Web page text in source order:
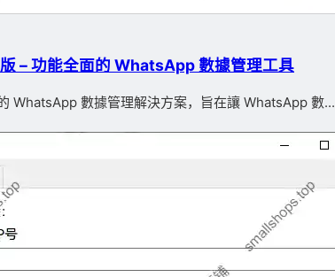
– 功能全面的 WhatsApp 數據管理工具
WhatsApp 數據管理解決方案，旨在讓 WhatsApp 數...